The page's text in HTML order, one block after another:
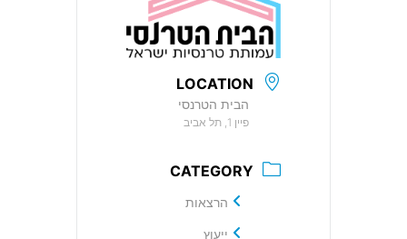
LOCATION
הבית הטרנסי
פיין 1, תל אביב
CATEGORY
הרצאות
ייעוץ